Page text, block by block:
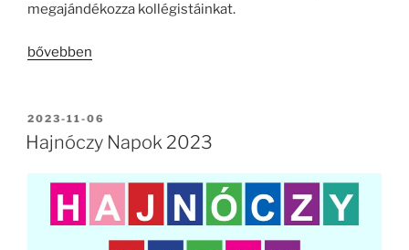
megajándékozza kollégistáinkat.
„Mikulás
bővebben
BEKÜLDVE:
2023-11-06
Hajnóczy Napok 2023